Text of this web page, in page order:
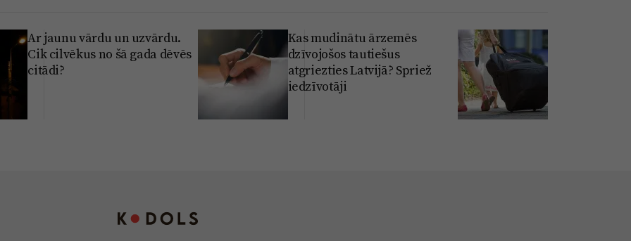
Ar jaunu vārdu un uzvārdu.
Cik cilvēkus no šā gada dēvēs
citādi?
Kas mudinātu ārzemēs
dzīvojošos tautiešus
atgriezties Latvijā? Spriež
iedzīvotāji